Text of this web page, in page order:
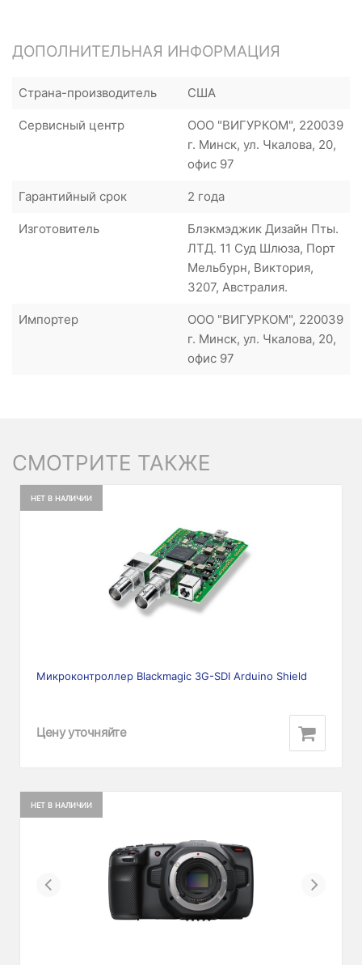
ДОПОЛНИТЕЛЬНАЯ ИНФОРМАЦИЯ
Страна-производитель США
Сервисный центр
ООО "ВИГУРКОМ", 220039
г. Минск, ул. Чкалова, 20,
офис 97
Гарантийный срок 2 года
Изготовитель
Блэкмэджик Дизайн Пты.
ЛТД. 11 Суд Шлюза, Порт
Мельбурн, Виктория,
3207, Австралия.
Импортер
ООО "ВИГУРКОМ", 220039
г. Минск, ул. Чкалова, 20,
офис 97
СМОТРИТЕ ТАКЖЕ
НЕТ В НАЛИЧИИ
Микроконтроллер Blackmagic 3G-SDI Arduino Shield
Цену уточняйте
НЕТ В НАЛИЧИИ
Previous Next